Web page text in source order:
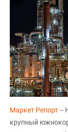
Маркет Репорт--
крупный